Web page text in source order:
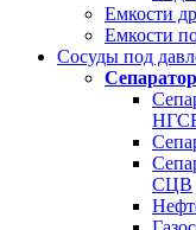
Емкости
Емкости
Сосуды под
СЦВ